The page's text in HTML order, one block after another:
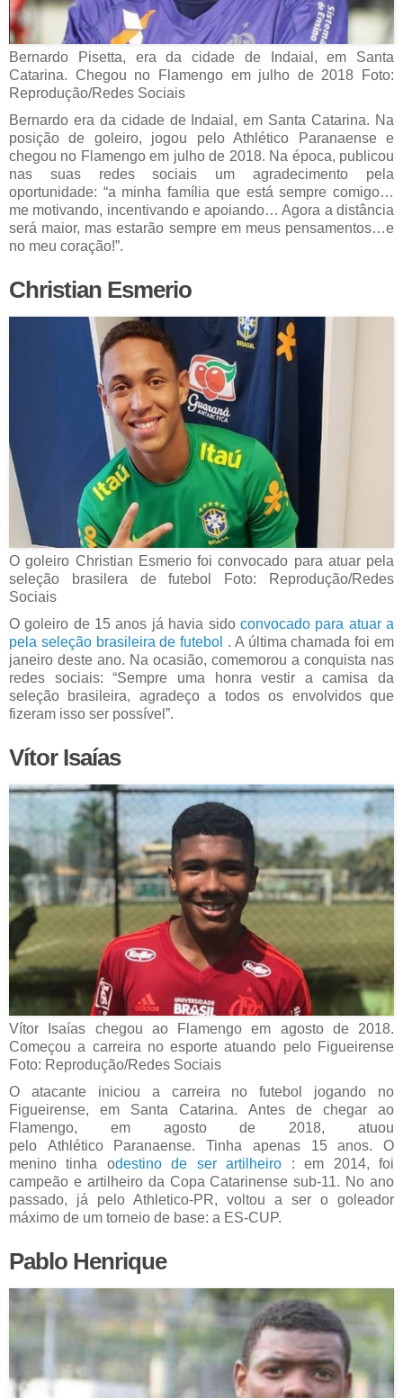
Bernardo Pisetta, era da cidade de Indaial, em Santa
Catarina. Chegou no Flamengo em julho de 2018 Foto:
Reprodução/Redes Sociais
Bernardo era da cidade de Indaial, em Santa Catarina. Na
posição de goleiro, jogou pelo Athlético Paranaense e
chegou no Flamengo em julho de 2018. Na época, publicou
nas suas redes sociais um agradecimento pela
oportunidade: “a minha família que está sempre comigo…
me motivando, incentivando e apoiando… Agora a distância
será maior, mas estarão sempre em meus pensamentos…e
no meu coração!”.
Christian Esmerio
O goleiro Christian Esmerio foi convocado para atuar pela
seleção brasilera de futebol Foto: Reprodução/Redes
Sociais
O goleiro de 15 anos já havia sido convocado para atuar a
pela seleção brasileira de futebol . A última chamada foi em
janeiro deste ano. Na ocasião, comemorou a conquista nas
redes sociais: “Sempre uma honra vestir a camisa da
seleção brasileira, agradeço a todos os envolvidos que
fizeram isso ser possível”.
Vítor Isaías
Vítor Isaías chegou ao Flamengo em agosto de 2018.
Começou a carreira no esporte atuando pelo Figueirense
Foto: Reprodução/Redes Sociais
O atacante iniciou a carreira no futebol jogando no
Figueirense, em Santa Catarina. Antes de chegar ao
Flamengo, em agosto de 2018, atuou
pelo Athlético Paranaense. Tinha apenas 15 anos. O
menino tinha odestino de ser artilheiro : em 2014, foi
campeão e artilheiro da Copa Catarinense sub-11. No ano
passado, já pelo Athletico-PR, voltou a ser o goleador
máximo de um torneio de base: a ES-CUP.
Pablo Henrique